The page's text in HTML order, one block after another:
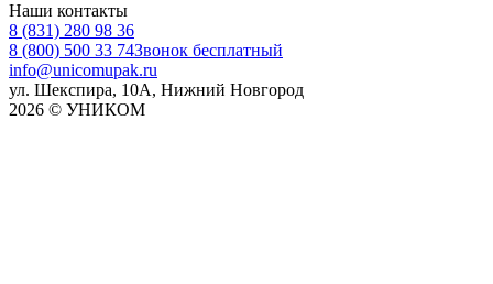
Наши контакты
8 (831) 280 98 36
8 (800) 500 33 74Звонок бесплатный
info@unicomupak.ru
ул. Шекспира, 10А, Нижний Новгород
2026 © УНИКОМ